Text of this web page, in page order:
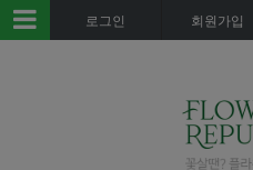
로그인 회원가입